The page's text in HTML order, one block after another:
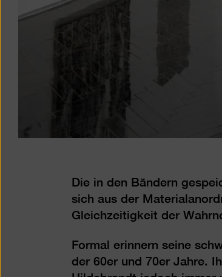
Die in den Bändern
sich aus der
Gleichzeitigkeit der
Formal erinnern seine
der 60er und 70er Jahre.